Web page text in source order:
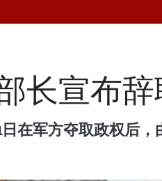
长宣布
在军方夺取政权后，